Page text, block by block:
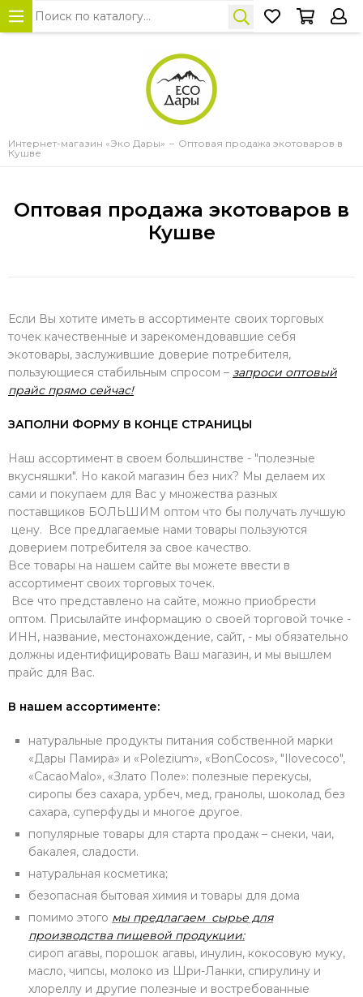
Интернет-магазин «Эко Дары»
Оптовая продажа экотоваров в
Кушве
Оптовая продажа экотоваров в
Кушве
Если Вы хотите иметь в ассортименте своих торговых
точек качественные и зарекомендовавшие себя
экотовары, заслужившие доверие потребителя,
пользующиеся стабильным спросом – запроси оптовый
прайс прямо сейчас!
ЗАПОЛНИ ФОРМУ В КОНЦЕ СТРАНИЦЫ
Наш ассортимент в своем большинстве - "полезные
вкусняшки". Но какой магазин без них? Мы делаем их
сами и покупаем для Вас у множества разных
поставщиков БОЛЬШИМ оптом что бы получать лучшую
цену. Все предлагаемые нами товары пользуются
доверием потребителя за свое качество.
Все товары на нашем сайте вы можете ввести в
ассортимент своих торговых точек.
Все что представлено на сайте, можно приобрести
оптом. Присылайте информацию о своей торговой точке -
ИНН, название, местонахождение, сайт, - мы обязательно
должны идентифицировать Ваш магазин, и мы вышлем
прайс для Вас.
В нашем ассортименте:
натуральные продукты питания собственной марки
«Дары Памира» и «Polezium», «BonCocos», "Ilovecoco",
«CacaoMalo», «Злато Поле»: полезные перекусы,
сиропы без сахара, урбеч, мед, гранолы, шоколад без
сахара, суперфуды и многое другое.
популярные товары для старта продаж – снеки, чаи,
бакалея, сладости.
натуральная косметика;
безопасная бытовая химия и товары для дома
помимо этого мы предлагаем сырье для
производства пищевой продукции:
сироп агавы, порошок агавы, инулин, кокосовую муку,
масло, чипсы, молоко из Шри-Ланки, спирулину и
хлореллу и другие полезные и востребованные